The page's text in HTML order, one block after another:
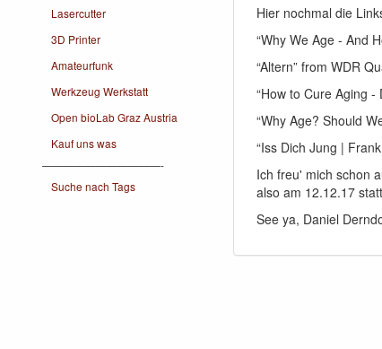
Lasercutter
3D Printer
Amateurfunk
Werkzeug Werkstatt
Open bioLab Graz Austria
Kauf uns was
———————————-
Suche nach Tags
Hier nochmal die
“Why We Age - And
“Altern” from WDR
“How to Cure Aging
“Why Age? Should
“Iss Dich Jung |
Ich freu' mich schon
also am 12.12.17
See ya, Daniel